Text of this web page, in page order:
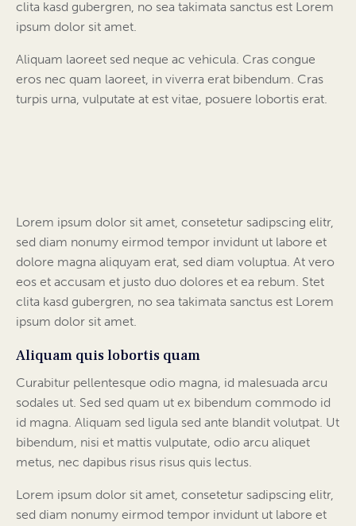
clita kasd gubergren, no sea takimata sanctus est Lorem
ipsum dolor sit amet.
Aliquam laoreet sed neque ac vehicula. Cras congue
eros nec quam laoreet, in viverra erat bibendum. Cras
turpis urna, vulputate at est vitae, posuere lobortis erat.
Lorem ipsum dolor sit amet, consetetur sadipscing elitr,
sed diam nonumy eirmod tempor invidunt ut labore et
dolore magna aliquyam erat, sed diam voluptua. At vero
eos et accusam et justo duo dolores et ea rebum. Stet
clita kasd gubergren, no sea takimata sanctus est Lorem
ipsum dolor sit amet.
Aliquam quis lobortis quam
Curabitur pellentesque odio magna, id malesuada arcu
sodales ut. Sed sed quam ut ex bibendum commodo id
id magna. Aliquam sed ligula sed ante blandit volutpat. Ut
bibendum, nisi et mattis vulputate, odio arcu aliquet
metus, nec dapibus risus risus quis lectus.
Lorem ipsum dolor sit amet, consetetur sadipscing elitr,
sed diam nonumy eirmod tempor invidunt ut labore et